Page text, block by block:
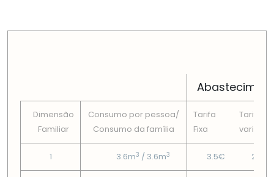
Dimensão
Familiar
Consumo por pessoa/
Consumo da famí­lia
Tarifa
Fixa
Tarifa
variável
1 3.6m3 / 3.6m3 3.5€ 2.12€